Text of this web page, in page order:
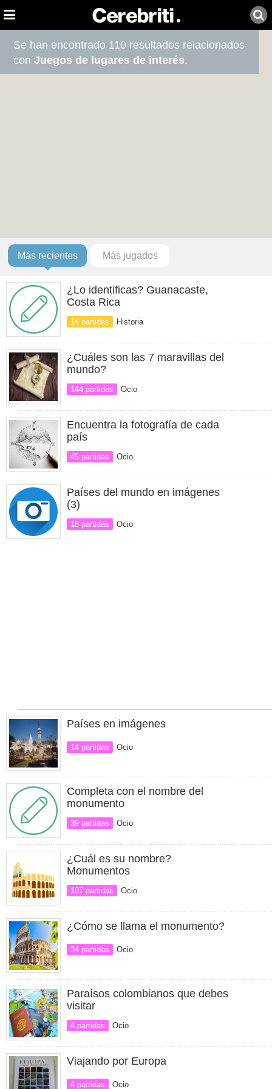
Se han encontrado 110 resultados relacionados
conJuegos de lugares de interés.
Más recientes Más jugados
¿Lo identificas? Guanacaste,
Costa Rica
14 partidas Historia
¿Cuáles son las 7 maravillas del
mundo?
144 partidas Ocio
Encuentra la fotografía de cada
país
45 partidas Ocio
Países del mundo en imágenes
(3)
18 partidas Ocio
Países en imágenes
14 partidas Ocio
Completa con el nombre del
monumento
39 partidas Ocio
¿Cuál es su nombre?
Monumentos
107 partidas Ocio
¿Cómo se llama el monumento?
34 partidas Ocio
Paraísos colombianos que debes
visitar
4 partidas Ocio
Viajando por Europa
4 partidas Ocio